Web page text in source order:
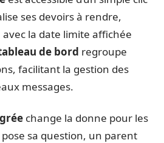
ses devoirs à rendre,
la date limite affichée
de bord regroupe
facilitant la gestion des
messages.
change la donne pour les
sa question, un parent